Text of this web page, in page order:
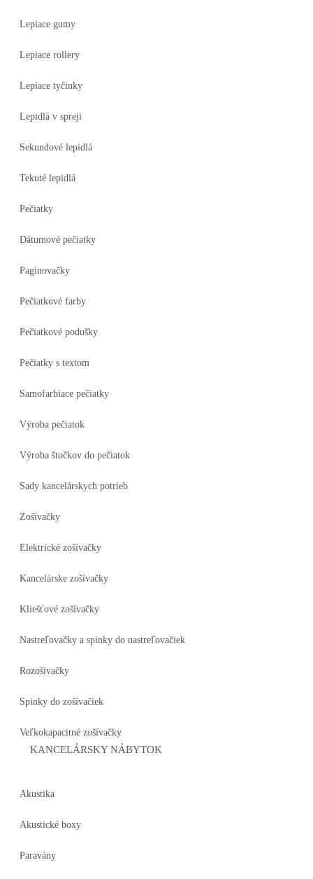
Lepiace gumy
Lepiace rollery
Lepiace tyčinky
Lepidlá v spreji
Sekundové lepidlá
Tekuté lepidlá
Pečiatky
Dátumové pečiatky
Paginovačky
Pečiatkové farby
Pečiatkové podušky
Pečiatky s textom
Samofarbiace pečiatky
Výroba pečiatok
Výroba štočkov do pečiatok
Sady kancelárskych potrieb
Zošívačky
Elektrické zošívačky
Kancelárske zošívačky
Kliešťové zošívačky
Nastreľovačky a spinky do nastreľovačiek
Rozošívačky
Spinky do zošívačiek
Veľkokapacitné zošívačky
KANCELÁRSKY NÁBYTOK
Akustika
Akustické boxy
Paravány